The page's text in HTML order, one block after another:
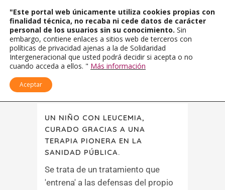
UN NIÑO CON LEUCEMIA,
CURADO GRACIAS A UNA
TERAPIA PIONERA EN LA
SANIDAD PÚBLICA.
Se trata de un tratamiento que
'entrena' a las defensas del propio
"Este portal web únicamente utiliza cookies propias con
finalidad técnica, no recaba ni cede datos de carácter
personal de los usuarios sin su conocimiento. Sin
embargo, contiene enlaces a sitios web de terceros con
políticas de privacidad ajenas a la de Solidaridad
Intergeneracional que usted podrá decidir si acepta o no
cuando acceda a ellos. " Más información
Aceptar